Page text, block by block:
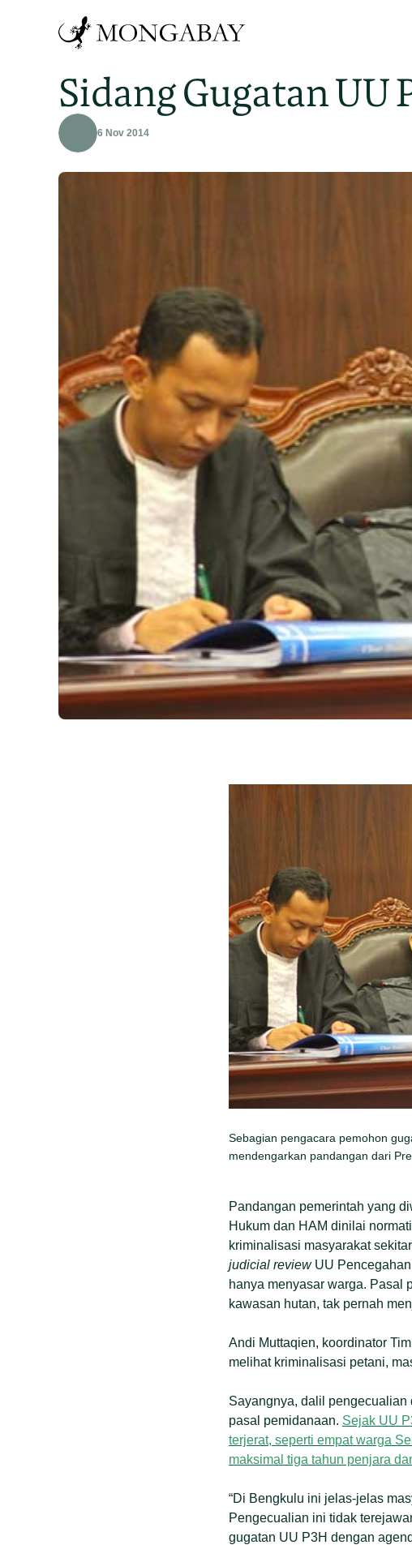
Sidang Gugatan
6 Nov 2014
Sebagian pengacara pemohon
mendengarkan pandangan dari
Pandangan pemerintah yang
Hukum dan HAM dinilai
kriminalisasi masyarakat
judicial review UU
hanya menyasar warga. Pasal
kawasan hutan, tak pernah
Andi Muttaqien, koordinator
melihat kriminalisasi petani,
Sayangnya, dalil pengecualian
pasal pemidanaan. Sejak UU
terjerat, seperti empat warga
maksimal tiga tahun penjara
“Di Bengkulu ini jelas-jelas
Pengecualian ini tidak
gugatan UU P3H dengan